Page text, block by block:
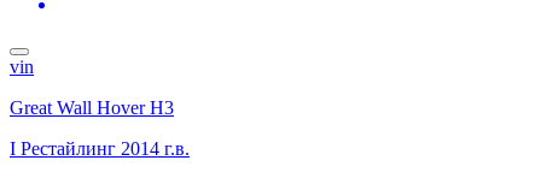
vin
Great Wall Hover H3
I Рестайлинг 2014 г.в.